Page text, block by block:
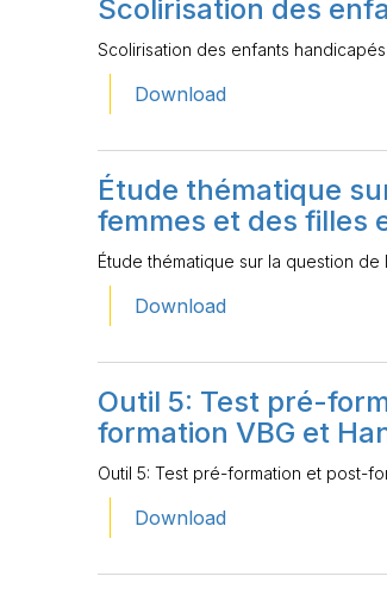
Scolirisation des
Scolirisation des enfants
Download
Étude thématique
femmes et des filles
Étude thématique sur la question
Download
Outil 5: Test pré-
formation VBG et
Outil 5: Test pré-formation et post-
Download